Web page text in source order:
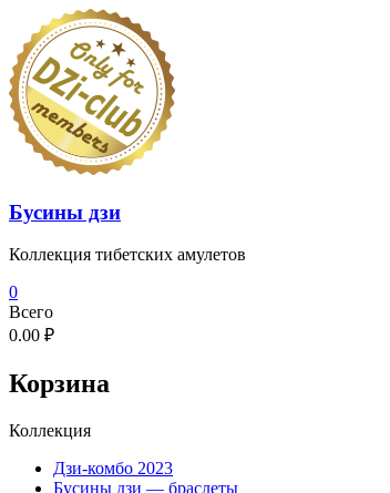
Перейти
содержимому
Бусины дзи
Коллекция тибетских амулетов
0
Всего
0.00 ₽
Корзина
Коллекция
Дзи-комбо 2023
Бусины дзи — браслеты